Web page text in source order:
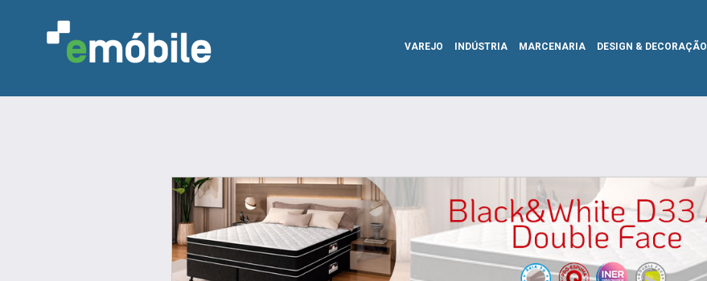
VAREJO INDÚSTRIA MARCENARIA DESIGN & DECORAÇÃO